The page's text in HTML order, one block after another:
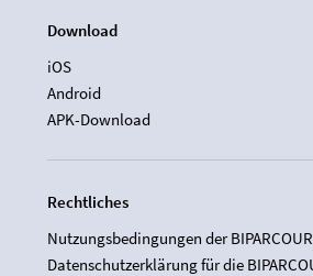
Download
iOS
Android
APK-Download
Rechtliches
Nutzungsbedingungen der
Datenschutzerklärung für die